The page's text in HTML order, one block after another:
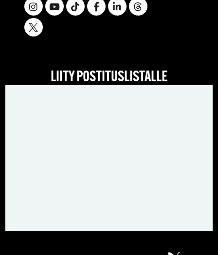
LIITY POSTITUSLISTALLE